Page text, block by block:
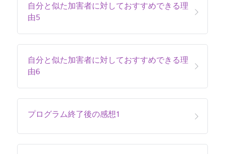
自分と似た加害者に対しておすすめできる理
由5
自分と似た加害者に対しておすすめできる理
由6
プログラム終了後の感想1